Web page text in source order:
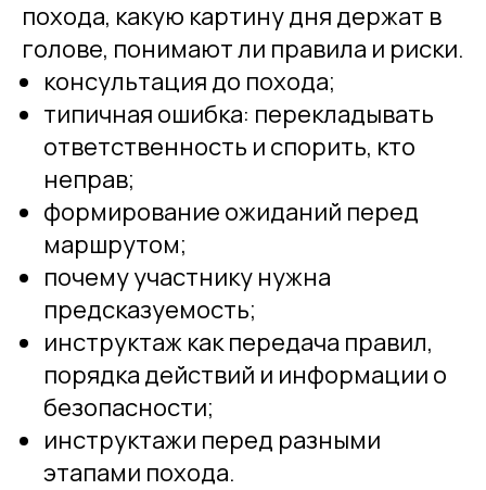
похода, какую картину дня держат в
голове, понимают ли правила и риски.
консультация до похода;
типичная ошибка: перекладывать
ответственность и спорить, кто
неправ;
формирование ожиданий перед
маршрутом;
почему участнику нужна
предсказуемость;
инструктаж как передача правил,
порядка действий и информации о
безопасности;
инструктажи перед разными
этапами похода.